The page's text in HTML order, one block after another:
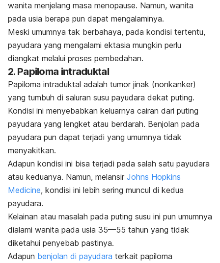
wanita menjelang masa menopause. Namun, wanita
pada usia berapa pun dapat mengalaminya.
Meski umumnya tak berbahaya, pada kondisi tertentu,
payudara yang mengalami ektasia mungkin perlu
diangkat melalui proses pembedahan.
2. Papiloma intraduktal
Papiloma intraduktal adalah tumor jinak (nonkanker)
yang tumbuh di saluran susu payudara dekat puting.
Kondisi ini menyebabkan keluarnya cairan dari puting
payudara yang lengket atau berdarah. Benjolan pada
payudara pun dapat terjadi yang umumnya tidak
menyakitkan.
Adapun kondisi ini bisa terjadi pada salah satu payudara
atau keduanya. Namun, melansir Johns Hopkins
Medicine, kondisi ini lebih sering muncul di kedua
payudara.
Kelainan atau masalah pada puting susu ini pun umumnya
dialami wanita pada usia 35—55 tahun yang tidak
diketahui penyebab pastinya.
Adapun benjolan di payudara terkait papiloma